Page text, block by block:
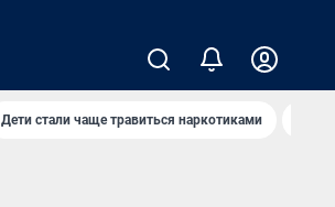
Дети стали чаще травиться наркотиками